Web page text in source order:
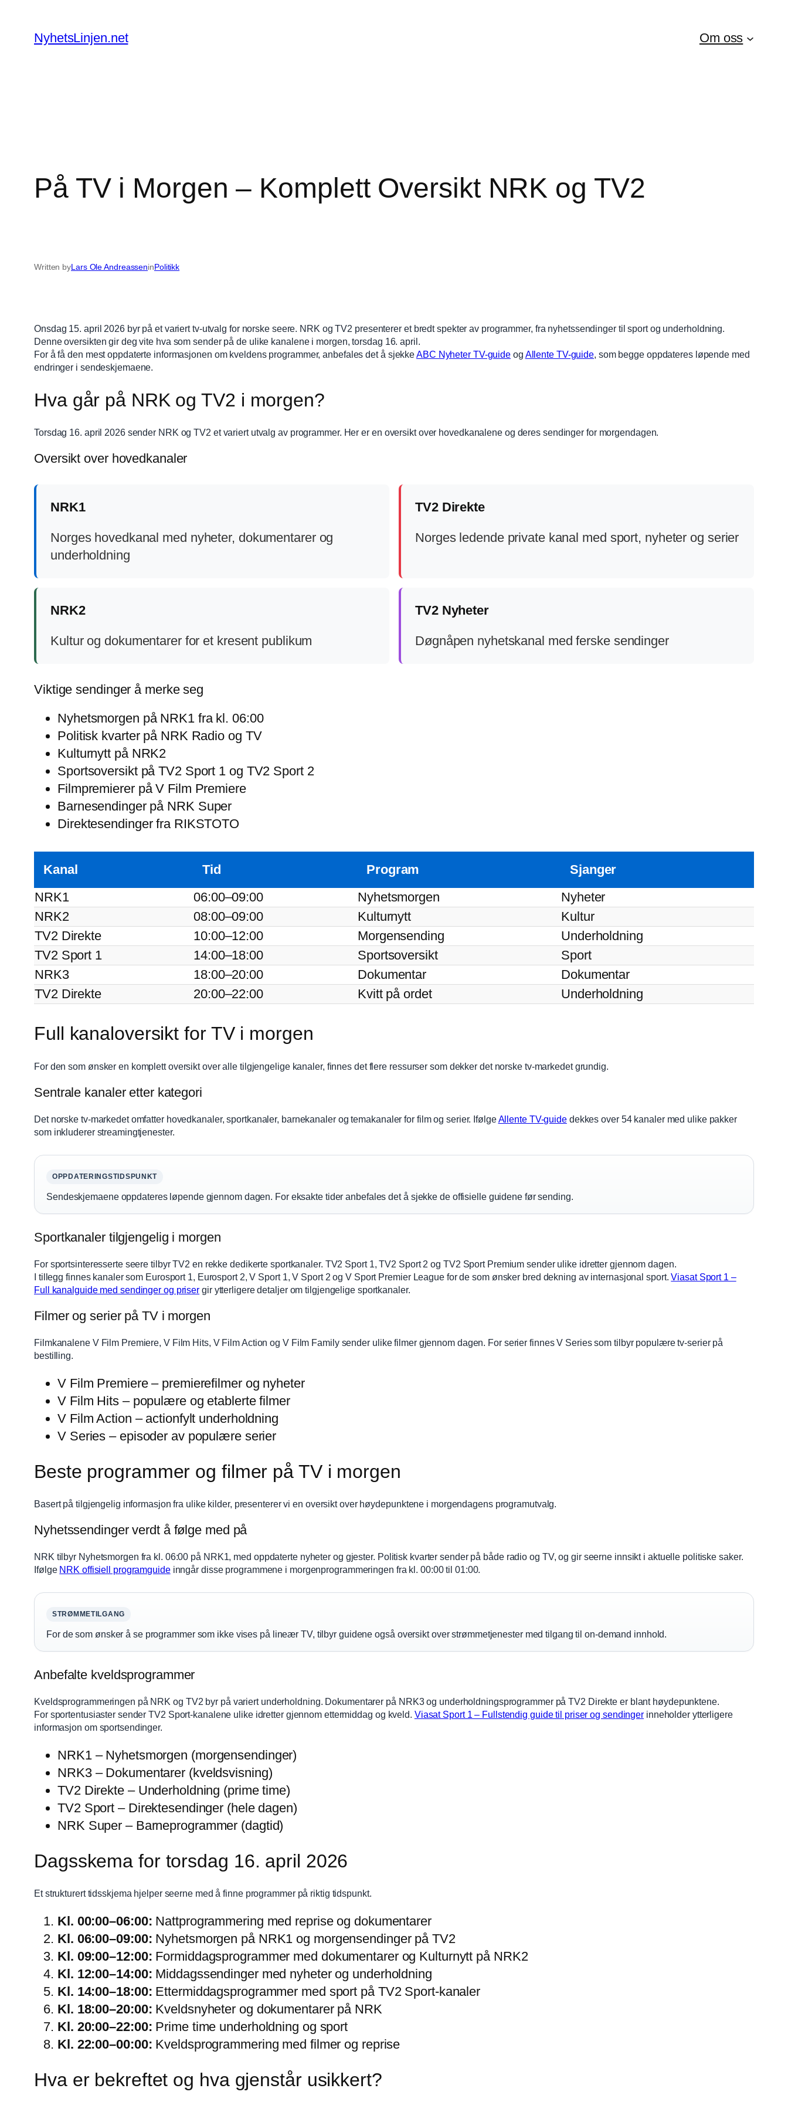
content
NyhetsLinjen.net Om oss
På TV i Morgen – Komplett Oversikt NRK og TV2
Written byLars Ole AndreasseninPolitikk
Onsdag 15. april 2026 byr på et variert tv-utvalg for norske seere. NRK og TV2 presenterer et bredt spekter av programmer, fra nyhetssendinger til sport og underholdning.
Denne oversikten gir deg vite hva som sender på de ulike kanalene i morgen, torsdag 16. april.
For å få den mest oppdaterte informasjonen om kveldens programmer, anbefales det å sjekkeABC Nyheter TV-guide og Allente TV-guide, som begge oppdateres løpende med
endringer i sendeskjemaene.
Hva går på NRK og TV2 i morgen?
Torsdag 16. april 2026 sender NRK og TV2 et variert utvalg av programmer. Her er en oversikt over hovedkanalene og deres sendinger for morgendagen.
Oversikt over hovedkanaler
NRK1
Norges hovedkanal med nyheter, dokumentarer og
underholdning
TV2 Direkte
Norges ledende private kanal med sport, nyheter og serier
NRK2
Kultur og dokumentarer for et kresent publikum
TV2 Nyheter
Døgnåpen nyhetskanal med ferske sendinger
Viktige sendinger å merke seg
Nyhetsmorgen på NRK1 fra kl. 06:00
Politisk kvarter på NRK Radio og TV
Kulturnytt på NRK2
Sportsoversikt på TV2 Sport 1 og TV2 Sport 2
Filmpremierer på V Film Premiere
Barnesendinger på NRK Super
Direktesendinger fra RIKSTOTO
Kanal Tid Program
Sjanger
NRK1
06:00–09:00 Nyhetsmorgen
Nyheter
NRK2
08:00–09:00 Kulturnytt
Kultur
TV2 Direkte
10:00–12:00 Morgensending
Underholdning
TV2 Sport 1
14:00–18:00 Sportsoversikt
Sport
NRK3
18:00–20:00 Dokumentar
Dokumentar
TV2 Direkte
20:00–22:00 Kvitt på ordet Underholdning
Full kanaloversikt for TV i morgen
For den som ønsker en komplett oversikt over alle tilgjengelige kanaler, finnes det flere ressurser som dekker det norske tv-markedet grundig.
Sentrale kanaler etter kategori
Det norske tv-markedet omfatter hovedkanaler, sportkanaler, barnekanaler og temakanaler for film og serier. IfølgeAllente TV-guidedekkes over 54 kanaler med ulike pakker
som inkluderer streamingtjenester.
OPPDATERINGSTIDSPUNKT
Sendeskjemaene oppdateres løpende gjennom dagen. For eksakte tider anbefales det å sjekke de offisielle guidene før sending.
Sportkanaler tilgjengelig i morgen
For sportsinteresserte seere tilbyr TV2 en rekke dedikerte sportkanaler. TV2 Sport 1, TV2 Sport 2 og TV2 Sport Premium sender ulike idretter gjennom dagen.
I tillegg finnes kanaler som Eurosport 1, Eurosport 2, V Sport 1, V Sport 2 og V Sport Premier League for de som ønsker bred dekning av internasjonal sport.Viasat Sport 1 –
Full kanalguide med sendinger og priser gir ytterligere detaljer om tilgjengelige sportkanaler.
Filmer og serier på TV i morgen
Filmkanalene V Film Premiere, V Film Hits, V Film Action og V Film Family sender ulike filmer gjennom dagen. For serier finnes V Series som tilbyr populære tv-serier på
bestilling.
V Film Premiere – premierefilmer og nyheter
V Film Hits – populære og etablerte filmer
V Film Action – actionfylt underholdning
V Series – episoder av populære serier
Beste programmer og filmer på TV i morgen
Basert på tilgjengelig informasjon fra ulike kilder, presenterer vi en oversikt over høydepunktene i morgendagens programutvalg.
Nyhetssendinger verdt å følge med på
NRK tilbyr Nyhetsmorgen fra kl. 06:00 på NRK1, med oppdaterte nyheter og gjester. Politisk kvarter sender på både radio og TV, og gir seerne innsikt i aktuelle politiske saker.
Ifølge NRK offisiell programguideinngår disse programmene i morgenprogrammeringen fra kl. 00:00 til 01:00.
STRØMMETILGANG
For de som ønsker å se programmer som ikke vises på lineær TV, tilbyr guidene også oversikt over strømmetjenester med tilgang til on-demand innhold.
Anbefalte kveldsprogrammer
Kveldsprogrammeringen på NRK og TV2 byr på variert underholdning. Dokumentarer på NRK3 og underholdningsprogrammer på TV2 Direkte er blant høydepunktene.
For sportentusiaster sender TV2 Sport-kanalene ulike idretter gjennom ettermiddag og kveld. Viasat Sport 1 – Fullstendig guide til priser og sendinger inneholder ytterligere
informasjon om sportsendinger.
NRK1 – Nyhetsmorgen (morgensendinger)
NRK3 – Dokumentarer (kveldsvisning)
TV2 Direkte – Underholdning (prime time)
TV2 Sport – Direktesendinger (hele dagen)
NRK Super – Barneprogrammer (dagtid)
Dagsskema for torsdag 16. april 2026
Et strukturert tidsskjema hjelper seerne med å finne programmer på riktig tidspunkt.
Kl. 00:00–06:00: Nattprogrammering med reprise og dokumentarer
Kl. 06:00–09:00: Nyhetsmorgen på NRK1 og morgensendinger på TV2
Kl. 09:00–12:00: Formiddagsprogrammer med dokumentarer og Kulturnytt på NRK2
Kl. 12:00–14:00: Middagssendinger med nyheter og underholdning
Kl. 14:00–18:00: Ettermiddagsprogrammer med sport på TV2 Sport-kanaler
Kl. 18:00–20:00: Kveldsnyheter og dokumentarer på NRK
Kl. 20:00–22:00: Prime time underholdning og sport
Kl. 22:00–00:00: Kveldsprogrammering med filmer og reprise
Hva er bekreftet og hva gjenstår usikkert?